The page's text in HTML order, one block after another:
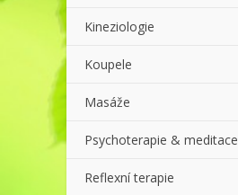
Kineziologie
Koupele
Masáže
Psychoterapie & meditace
Reflexní terapie